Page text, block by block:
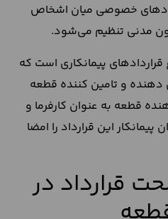
خصوصی میان اشخاص
قراردادهای پیمانکاری است که
و تامین کننده قطعه
قطعه به عنوان کارفرما و
این قرارداد را امضا
قرارداد در